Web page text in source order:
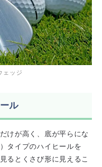
ェッジ
ル
けが高く、底が平らにな
タイプのハイヒールを
るとくさび形に見えるこ